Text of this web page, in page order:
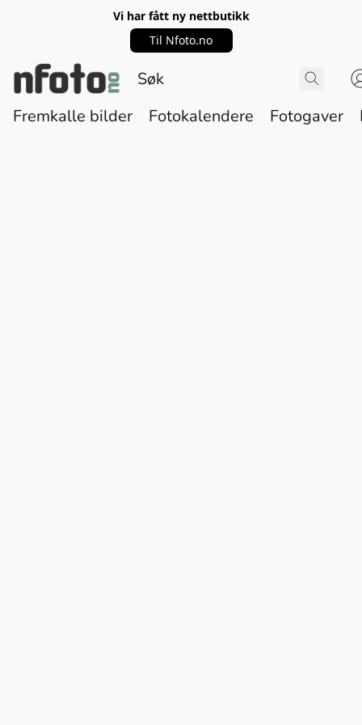
Vi har fått ny nettbutikk
Til Nfoto.no
Fremkalle bilder Fotokalendere Fotogaver